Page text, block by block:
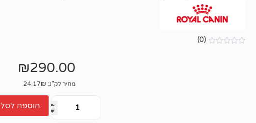
(0)
₪290.00
מחיר לק"ג: 24.17₪
הוספה לסל